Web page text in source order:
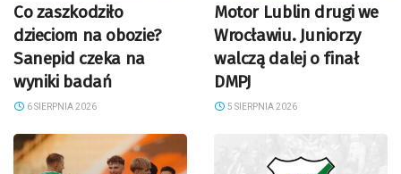
Co zaszkodziło
dzieciom na obozie?
Sanepid czeka na
wyniki badań
6 SIERPNIA 2026
Motor Lublin drugi we
Wrocławiu. Juniorzy
walczą dalej o finał
DMPJ
5 SIERPNIA 2026